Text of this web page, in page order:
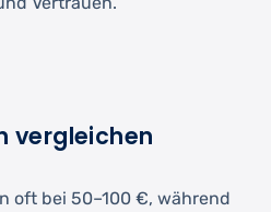
vergleichen
oft bei 50–100 €, während